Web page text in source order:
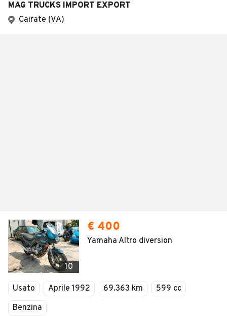
MAG TRUCKS IMPORT EXPORT
Cairate (VA)
10
€ 400
Yamaha Altro diversion
Usato Aprile 1992 69.363 km
599 cc
Benzina